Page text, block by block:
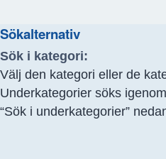
Sökalternativ
Sök i kategori:
Välj den kategori eller de
Underkategorier söks
“Sök i underkategorier”